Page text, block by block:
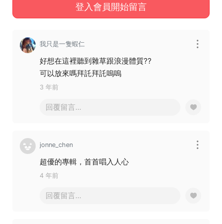
登入會員開始留言
我只是一隻蝦仁
好想在這裡聽到雜草跟浪漫體質??
可以放來嗎拜託拜託嗚嗚
3 年前
回覆留言...
jonne_chen
超優的專輯，首首唱入人心
4 年前
回覆留言...